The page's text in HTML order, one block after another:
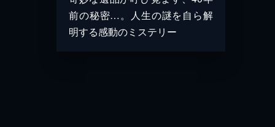
前の秘密…。人生の謎を自ら解
明する感動のミステリー